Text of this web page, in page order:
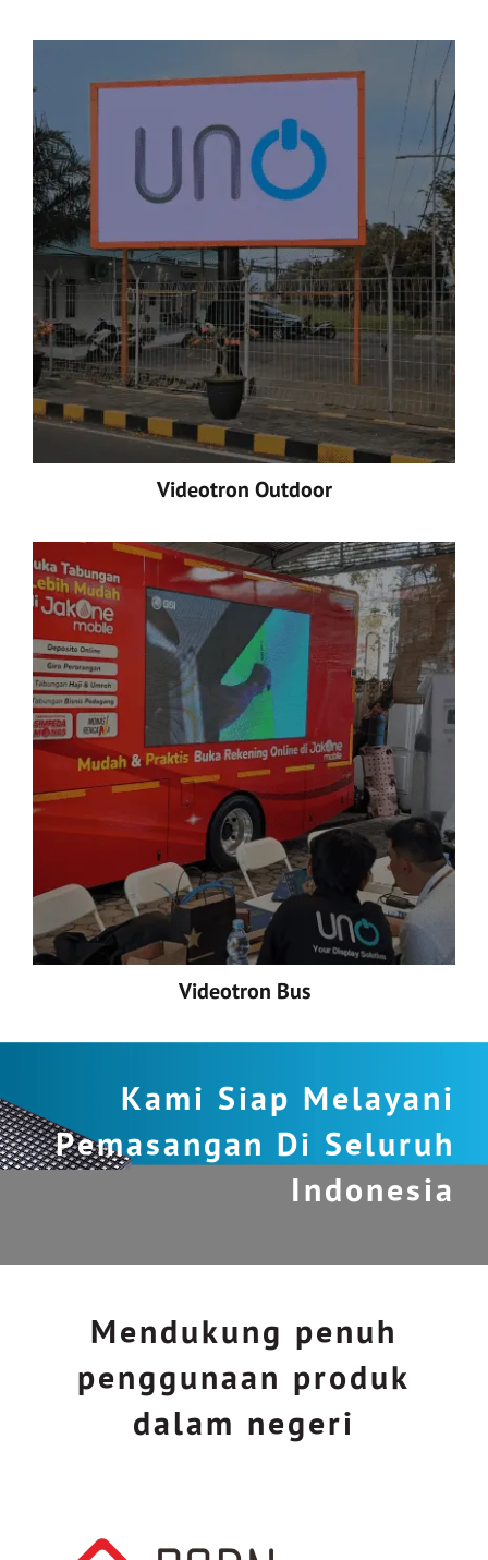
Videotron Outdoor
Videotron Bus
Kami Siap Melayani
Pemasangan Di Seluruh
Indonesia
Mendukung penuh
penggunaan produk
dalam negeri